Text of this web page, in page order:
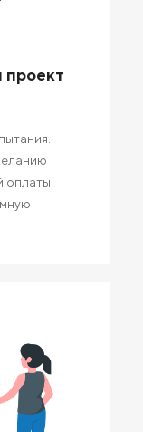
проект
оплаты.